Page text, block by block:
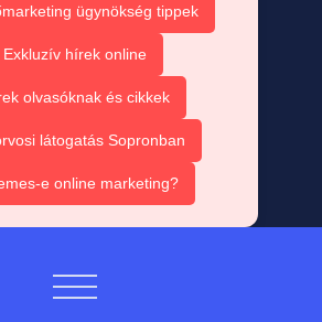
ügynökség tippek
Exkluzív hírek online
olvasóknak és cikkek
látogatás Sopronban
e online marketing?